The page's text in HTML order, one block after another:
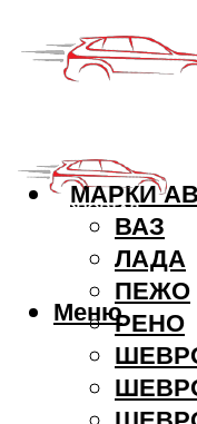
МАРКИ
ВАЗ
ЛАДА
ПЕЖО
РЕНО
Меню